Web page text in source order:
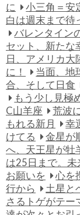
に
小三角＝安
白は週末まで待
バレンタイン
セット、新たな
日、アメリカ大
に！
当面、地
合、そして日食
もう少し見極
C山羊座
荒波
もれる新月
幸
けてる
金星が
へ、天王星が牡
は25日まで。未
お願いを
心を
行から
土星と
さるトゲがテー